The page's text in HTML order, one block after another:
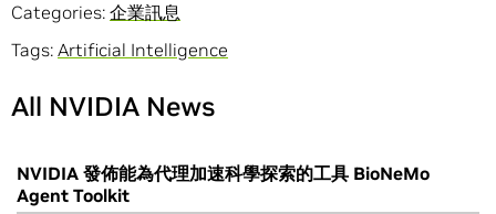
Categories: 企業訊息
Tags: Artificial Intelligence
All NVIDIA News
NVIDIA 發佈能為代理加速科學探索的工具 BioNeMo
Agent Toolkit